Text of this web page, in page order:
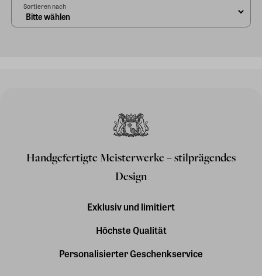
Sortieren nach
Handgefertigte Meisterwerke – stilprägendes
Design
Exklusiv und limitiert
Höchste Qualität
Personalisierter Geschenkservice